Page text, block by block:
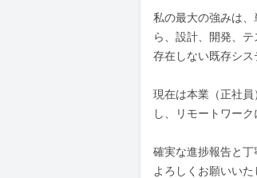
私の最大の強みは
ら、設計、開発、
存在しない既存シス
現在は本業（正社
し、リモートワー
確実な進捗報告と
よろしくお願いいた